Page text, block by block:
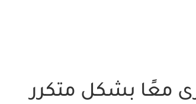
معًا بشكل متكرر